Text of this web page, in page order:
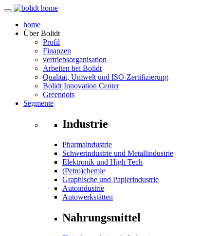
home
ÜberBolidt
Profil
Finanzen
vertriebsorganisation
Arbeiten bei Bolidt
Qualität, Umwelt und ISO-Zertifizierung
Bolidt Innovation Center
Greendots
Segmente
Industrie
Pharmaindustrie
Schwerindustrie und Metallindustrie
Elektronik und High Tech
(Petro)chemie
Graphische und Papierindustrie
Autoindustrie
Autowerkstätten
Nahrungsmittel